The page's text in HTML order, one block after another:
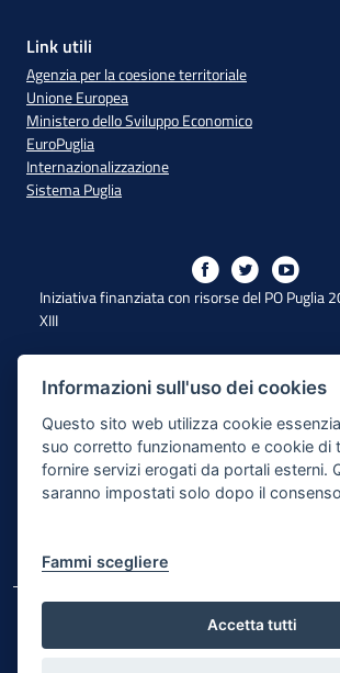
Link utili
Agenzia per la coesione territoriale
Unione Europea
Ministero dello Sviluppo Economico
EuroPuglia
Internazionalizzazione
Sistema Puglia
Iniziativa finanziata con risorse del PO Puglia
XIII
Dichiarazione di Accessibilità
Note Legali
Cookie e Privacy
Mappa del sito
© Regione Puglia
Informazioni sull'uso dei cookies
Questo sito web utilizza cookie
suo corretto funzionamento e cookie di
fornire servizi erogati da portali esterni.
saranno impostati solo dopo il
Fammi scegliere
Accetta tutti